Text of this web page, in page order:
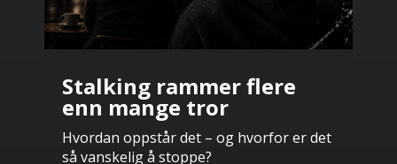
Stalking rammer flere
enn mange tror
Hvordan oppstår det – og hvorfor er det
så vanskelig å stoppe?